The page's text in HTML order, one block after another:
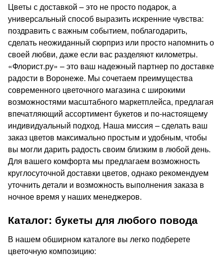
Цветы с доставкой – это не просто подарок, а
универсальный способ выразить искренние чувства:
поздравить с важным событием, поблагодарить,
сделать неожиданный сюрприз или просто напомнить о
своей любви, даже если вас разделяют километры.
«Флорист.ру» – это ваш надежный партнер по доставке
радости в Воронеже. Мы сочетаем преимущества
современного цветочного магазина с широкими
возможностями масштабного маркетплейса, предлагая
впечатляющий ассортимент букетов и по-настоящему
индивидуальный подход. Наша миссия – сделать ваш
заказ цветов максимально простым и удобным, чтобы
вы могли дарить радость своим близким в любой день.
Для вашего комфорта мы предлагаем возможность
круглосуточной доставки цветов, однако рекомендуем
уточнить детали и возможность выполнения заказа в
ночное время у наших менеджеров.
Каталог: букеты для любого повода
В нашем обширном каталоге вы легко подберете
цветочную композицию: